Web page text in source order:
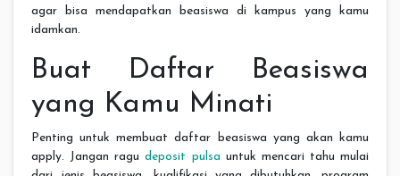
agar bisa mendapatkan beasiswa di kampus yang kamu
idamkan.
Buat Daftar Beasiswa
yang Kamu Minati
Penting untuk membuat daftar beasiswa yang akan kamu
apply. Jangan ragudeposit pulsa untuk mencari tahu mulai